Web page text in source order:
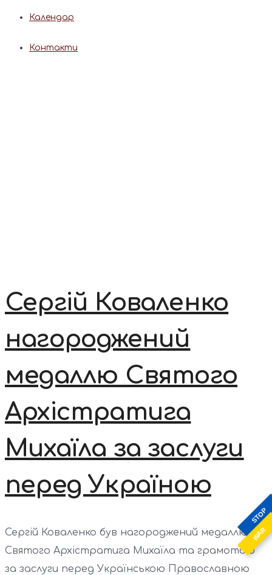
STOP
WAR
Календар
Контакти
Сергій Коваленко
нагороджений
медаллю Святого
Архістратига
Михаїла за заслуги
перед Україною
Сергій Коваленко був нагороджений медаллю
Святого Архістратига Михаїла та грамотою
за заслуги перед Українською Православною